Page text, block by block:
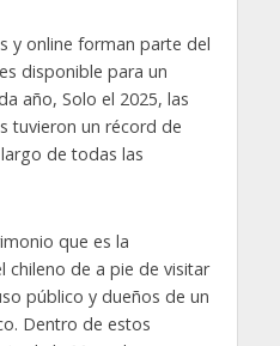
y online forman parte del
disponible para un
año, Solo el 2025, las
tuvieron un récord de
de todas las
que es la
de a pie de visitar
público y dueños de un
Dentro de estos